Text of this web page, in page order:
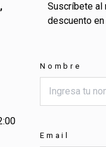
Suscríbete al
descuento
Nombre
Email